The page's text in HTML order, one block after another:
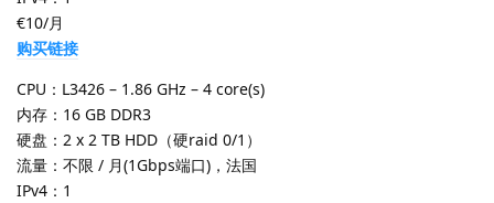
€10/月
购买链接
CPU：L3426 – 1.86 GHz – 4 core(s)
内存：16 GB DDR3
硬盘：2 x 2 TB HDD（硬raid 0/1）
流量：不限 / 月(1Gbps端口)，法国
IPv4：1